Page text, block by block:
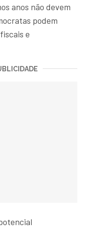
anos não devem
podem
e